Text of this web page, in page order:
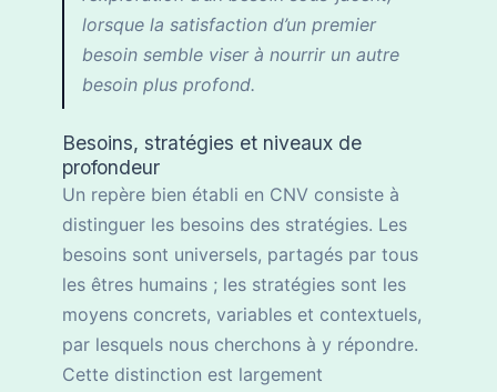
lorsque la satisfaction d’un premier
besoin semble viser à nourrir un autre
besoin plus profond.
Besoins, stratégies et niveaux de
profondeur
Un repère bien établi en CNV consiste à
distinguer les besoins des stratégies. Les
besoins sont universels, partagés par tous
les êtres humains ; les stratégies sont les
moyens concrets, variables et contextuels,
par lesquels nous cherchons à y répondre.
Cette distinction est largement